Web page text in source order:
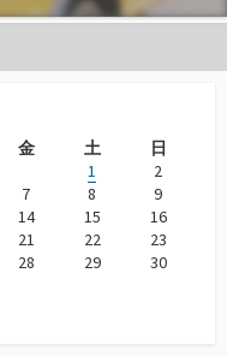
金 土
日
1
2
7 8
9
14 15
16
21 22
23
28 29
30